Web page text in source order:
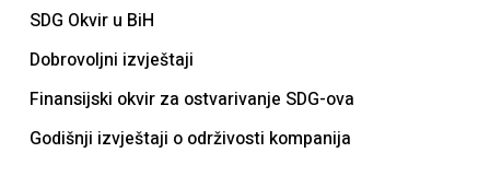
SDG Okvir u BiH
Dobrovoljni izvještaji
Finansijski okvir za ostvarivanje SDG-ova
Godišnji izvještaji o održivosti kompanija